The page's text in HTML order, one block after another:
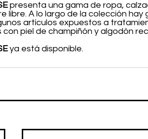
presenta una gama de ropa,
libre. A lo largo de la colección
artículos expuestos a
piel de champiñón y algodón
ya está disponible.